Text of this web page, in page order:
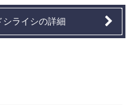
ライシの詳細